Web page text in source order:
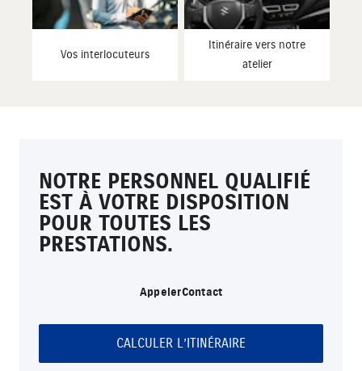
Vos interlocuteurs
Itinéraire vers notre
atelier
NOTRE PERSONNEL QUALIFIÉ
EST À VOTRE DISPOSITION
POUR TOUTES LES
PRESTATIONS.
AppelerContact
CALCULER L’ITINÉRAIRE